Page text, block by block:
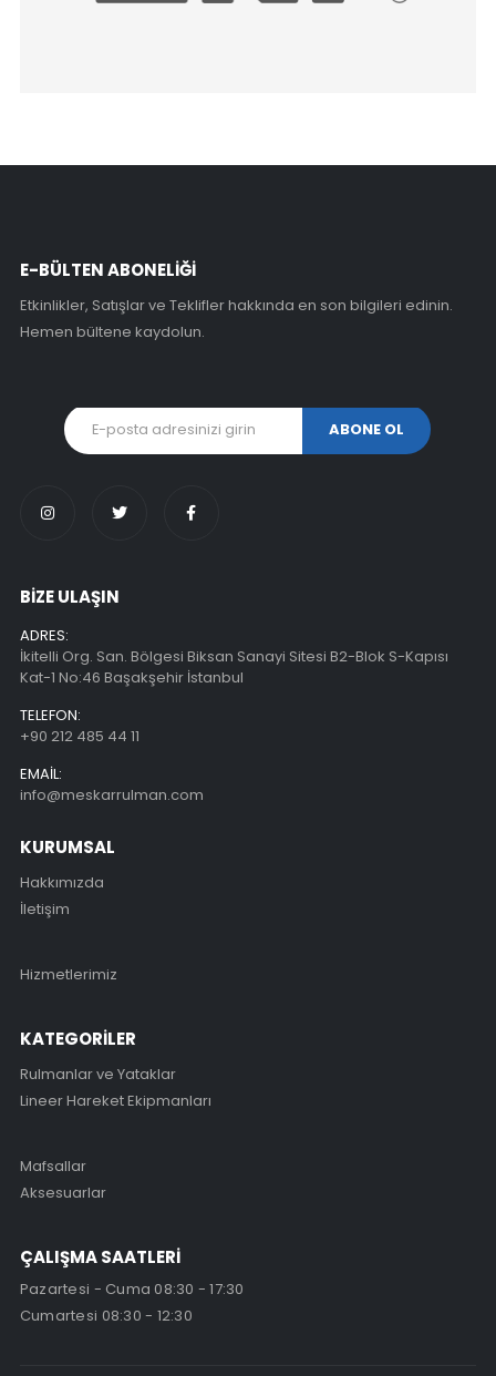
E-BÜLTEN ABONELİĞİ
Etkinlikler, Satışlar ve Teklifler hakkında en son bilgileri edinin.
Hemen bültene kaydolun.
BİZE ULAŞIN
ADRES:
İkitelli Org. San. Bölgesi Biksan Sanayi Sitesi B2-Blok S-Kapısı
Kat-1 No:46 Başakşehir İstanbul
TELEFON:
+90 212 485 44 11
EMAIL:
info@meskarrulman.com
KURUMSAL
Hakkımızda
İletişim
Hizmetlerimiz
KATEGORİLER
Rulmanlar ve Yataklar
Lineer Hareket Ekipmanları
Mafsallar
Aksesuarlar
ÇALIŞMA SAATLERİ
Pazartesi - Cuma 08:30 - 17:30
Cumartesi 08:30 - 12:30